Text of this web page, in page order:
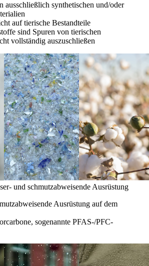
ausschließlich synthetischen und/oder
auf tierische Bestandteile
sind Spuren von tierischen
vollständig auszuschließen
und schmutzabweisende Ausrüstung
Ausrüstung auf dem
sogenannte PFAS-/PFC-